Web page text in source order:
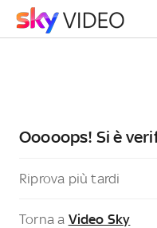
Ooooops! Si è
Riprova più tardi
Torna a Video Sky